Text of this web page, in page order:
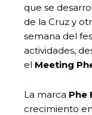
que se
de la Cruz y
semana del
actividades,
el Meeting
La marca Phe
crecimiento